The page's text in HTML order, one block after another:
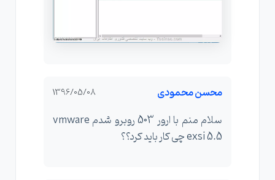
محسن محمودی 1396/05/08
سلام منم با ارور 503 روبرو شدم vmware
exsi 5.5 چی کار باید کرد؟؟